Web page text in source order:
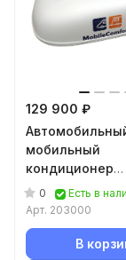
129 900 ₽
мобильный
кондиционер
MobileComfort
0
Есть в
Арт. 203000
В